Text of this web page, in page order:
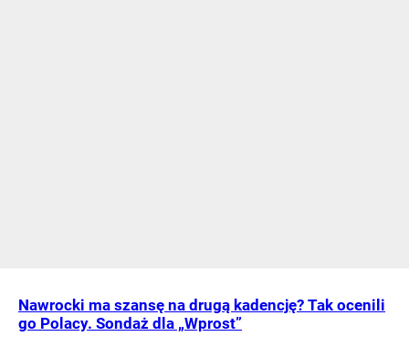
Nawrocki ma szansę na drugą kadencję? Tak ocenili
go Polacy. Sondaż dla „Wprost”